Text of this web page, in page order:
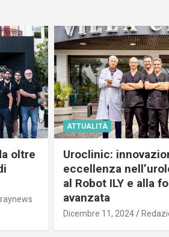
oltre
ATTUALITÀ
Uroclinic:
eccellenza
al Robot ILY e alla
avanzata
Dicembre 11, 2024